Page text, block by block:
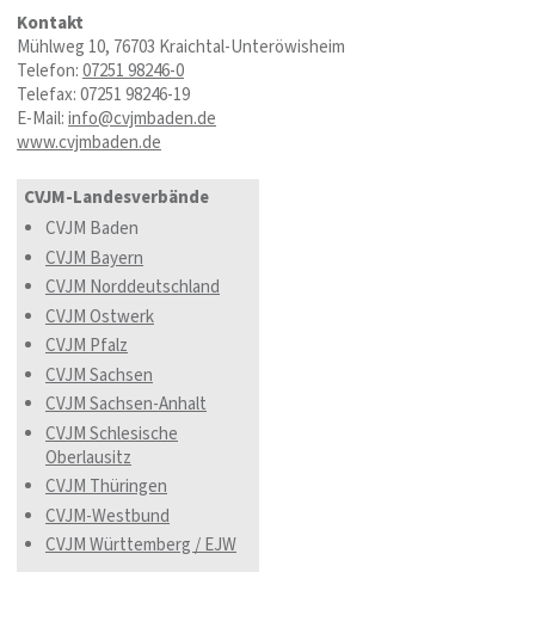
Kontakt
Mühlweg 10, 76703 Kraichtal-Unteröwisheim
Telefon:07251 98246-0
Telefax: 07251 98246-19
E-Mail:info@cvjmbaden.de
www.cvjmbaden.de
CVJM-Landesverbände
CVJM Baden
CVJM Bayern
CVJM Norddeutschland
CVJM Ostwerk
CVJM Pfalz
CVJM Sachsen
CVJM Sachsen-Anhalt
CVJM Schlesische
Oberlausitz
CVJM Thüringen
CVJM-Westbund
CVJM Württemberg / EJW